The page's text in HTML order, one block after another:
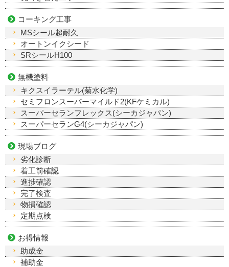
コーキング工事
MSシール超耐久
オートンイクシード
SRシールH100
無機塗料
キクスイラーテル(菊水化学)
セミフロンスーパーマイルド2(KFケミカル)
スーパーセランフレックス(シーカジャパン)
スーパーセランG4(シーカジャパン)
現場ブログ
劣化診断
着工前確認
進捗確認
完了検査
物損確認
定期点検
お得情報
助成金
補助金